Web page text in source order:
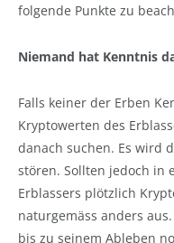
folgende Punkte zu
Niemand hat Kenntnis
Falls keiner der Erben
Kryptowerten des
danach suchen. Es wird
stören. Sollten jedoch in
Erblassers plötzlich
naturgemäss anders
bis zu seinem Ableben